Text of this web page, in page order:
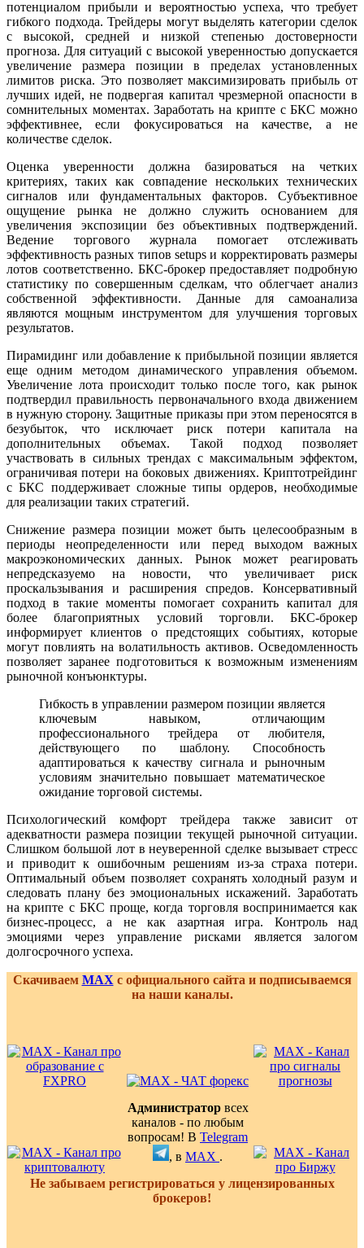
потенциалом прибыли и вероятностью успеха, что требует
гибкого подхода. Трейдеры могут выделять категории сделок
с высокой, средней и низкой степенью достоверности
прогноза. Для ситуаций с высокой уверенностью допускается
увеличение размера позиции в пределах установленных
лимитов риска. Это позволяет максимизировать прибыль от
лучших идей, не подвергая капитал чрезмерной опасности в
сомнительных моментах. Заработать на крипте с БКС можно
эффективнее, если фокусироваться на качестве, а не
количестве сделок.
Оценка уверенности должна базироваться на четких
критериях, таких как совпадение нескольких технических
сигналов или фундаментальных факторов. Субъективное
ощущение рынка не должно служить основанием для
увеличения экспозиции без объективных подтверждений.
Ведение торгового журнала помогает отслеживать
эффективность разных типов setups и корректировать размеры
лотов соответственно. БКС-брокер предоставляет подробную
статистику по совершенным сделкам, что облегчает анализ
собственной эффективности. Данные для самоанализа
являются мощным инструментом для улучшения торговых
результатов.
Пирамидинг или добавление к прибыльной позиции является
еще одним методом динамического управления объемом.
Увеличение лота происходит только после того, как рынок
подтвердил правильность первоначального входа движением
в нужную сторону. Защитные приказы при этом переносятся в
безубыток, что исключает риск потери капитала на
дополнительных объемах. Такой подход позволяет
участвовать в сильных трендах с максимальным эффектом,
ограничивая потери на боковых движениях. Криптотрейдинг
с БКС поддерживает сложные типы ордеров, необходимые
для реализации таких стратегий.
Снижение размера позиции может быть целесообразным в
периоды неопределенности или перед выходом важных
макроэкономических данных. Рынок может реагировать
непредсказуемо на новости, что увеличивает риск
проскальзывания и расширения спредов. Консервативный
подход в такие моменты помогает сохранить капитал для
более благоприятных условий торговли. БКС-брокер
информирует клиентов о предстоящих событиях, которые
могут повлиять на волатильность активов. Осведомленность
позволяет заранее подготовиться к возможным изменениям
рыночной конъюнктуры.
Гибкость в управлении размером позиции является
ключевым навыком, отличающим
профессионального трейдера от любителя,
действующего по шаблону. Способность
адаптироваться к качеству сигнала и рыночным
условиям значительно повышает математическое
ожидание торговой системы.
Психологический комфорт трейдера также зависит от
адекватности размера позиции текущей рыночной ситуации.
Слишком большой лот в неуверенной сделке вызывает стресс
и приводит к ошибочным решениям из-за страха потери.
Оптимальный объем позволяет сохранять холодный разум и
следовать плану без эмоциональных искажений. Заработать
на крипте с БКС проще, когда торговля воспринимается как
бизнес-процесс, а не как азартная игра. Контроль над
эмоциями через управление рисками является залогом
долгосрочного успеха.
Скачиваем MAX с официального сайта и подписываемся
на наши каналы.
Администраторвсех
каналов - по любым
вопросам! В Telegram
, в MAX .
Не забываем регистрироваться у лицензированных
брокеров!